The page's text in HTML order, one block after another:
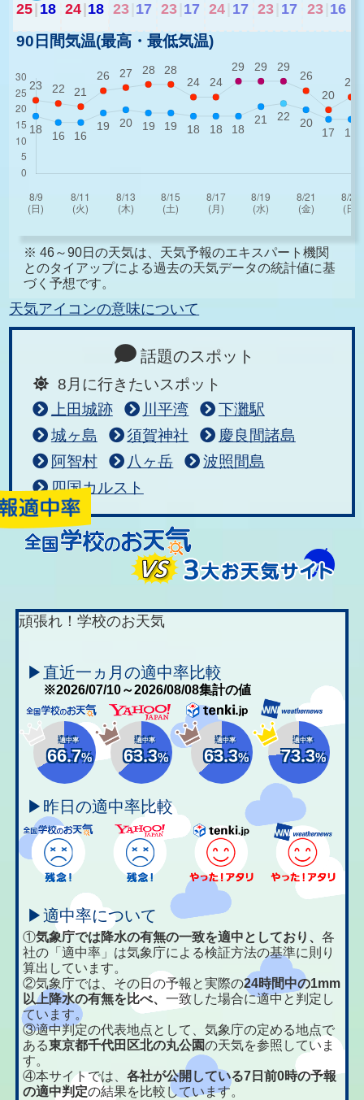
25 18 24 18 23 17 23 17 24 17 23 17 23 16
90日間気温(最高・最低気温)
※ 46～90日の天気は、天気予報のエキスパート機関
とのタイアップによる過去の天気データの統計値に基
づく予想です。
天気アイコンの意味について
話題のスポット
8月に行きたいスポット
上田城跡
川平湾
下灘駅
城ヶ島
須賀神社
慶良間諸島
阿智村
八ヶ岳
波照間島
四国カルスト
頑張れ！学校のお天気
▶直近一ヵ月の適中率比較
※2026/07/10～2026/08/08集計の値
適中率
66.7%
適中率
63.3%
適中率
63.3%
適中率
73.3%
▶昨日の適中率比較
▶適中率について
①気象庁では降水の有無の一致を適中としており、各
社の「適中率」は気象庁による検証方法の基準に則り
算出しています。
②気象庁では、その日の予報と実際の24時間中の1mm
以上降水の有無を比べ、一致した場合に適中と判定し
ています。
③適中判定の代表地点として、気象庁の定める地点で
ある東京都千代田区北の丸公園の天気を参照していま
す。
④本サイトでは、各社が公開している7日前0時の予報
の適中判定の結果を比較しています。